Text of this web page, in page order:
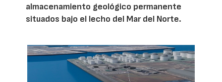
almacenamiento geológico permanente
situados bajo el lecho del Mar del Norte.